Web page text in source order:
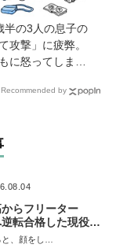
半の3人の息子の
攻撃」に疲弊。
に怒ってしまい
てお悩み相談
Recommended by
らフリーター
転合格した現役医
受験勉強に役立っ
、顔をし…